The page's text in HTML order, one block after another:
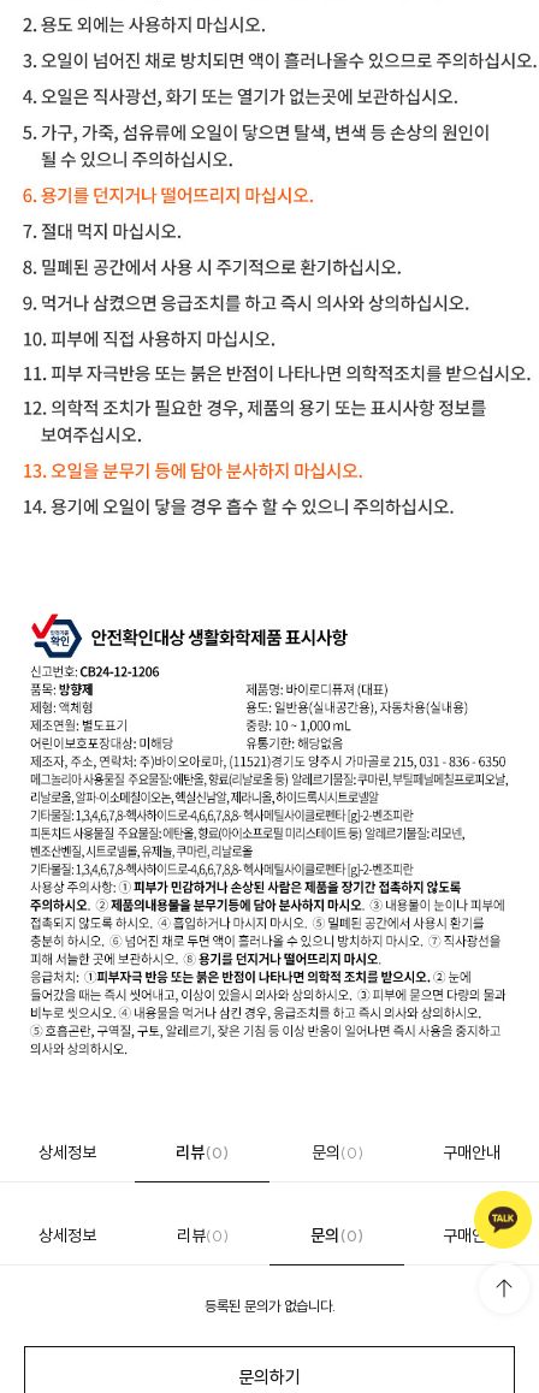
상세정보 리뷰(0) 문의(0) 구매안내
상세정보 리뷰(0) 문의(0) 구매안내
등록된 문의가 없습니다.
문의하기